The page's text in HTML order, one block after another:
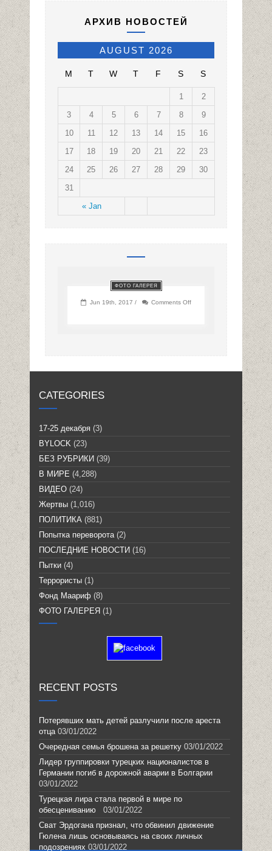
АРХИВ НОВОСТЕЙ
AUGUST 2026
M T W T F S S
« Jan
1
2
3
4 5 6 7 8
9
10
11 12 13 14 15
16
17
18 19 20 21 22
23
24
25 26 27 28 29
30
31
ФОТО ГАЛЕРЕЯ
Jun 19th, 2017 / Comments Off
CATEGORIES
17-25 декабря (3)
BYLOCK (23)
БЕЗ РУБРИКИ (39)
В МИРЕ (4,288)
ВИДЕО (24)
Жертвы (1,016)
ПОЛИТИКА (881)
Попытка переворота(2)
ПОСЛЕДНИЕ НОВОСТИ (16)
Пытки (4)
Террористы (1)
Фонд Маариф (8)
ФОТО ГАЛЕРЕЯ (1)
RECENT POSTS
Потерявших мать детей разлучили после ареста
отца 03/01/2022
Очередная семья брошена за решетку 03/01/2022
Лидер группировки турецких националистов в
Германии погиб в дорожной аварии в Болгарии
03/01/2022
Турецкая лира стала первой в мире по
обесцениванию
03/01/2022
Сват Эрдогана признал, что обвинил движение
Гюлена лишь основываясь на своих личных
подозрениях 03/01/2022